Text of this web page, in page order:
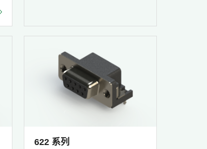
622 系列